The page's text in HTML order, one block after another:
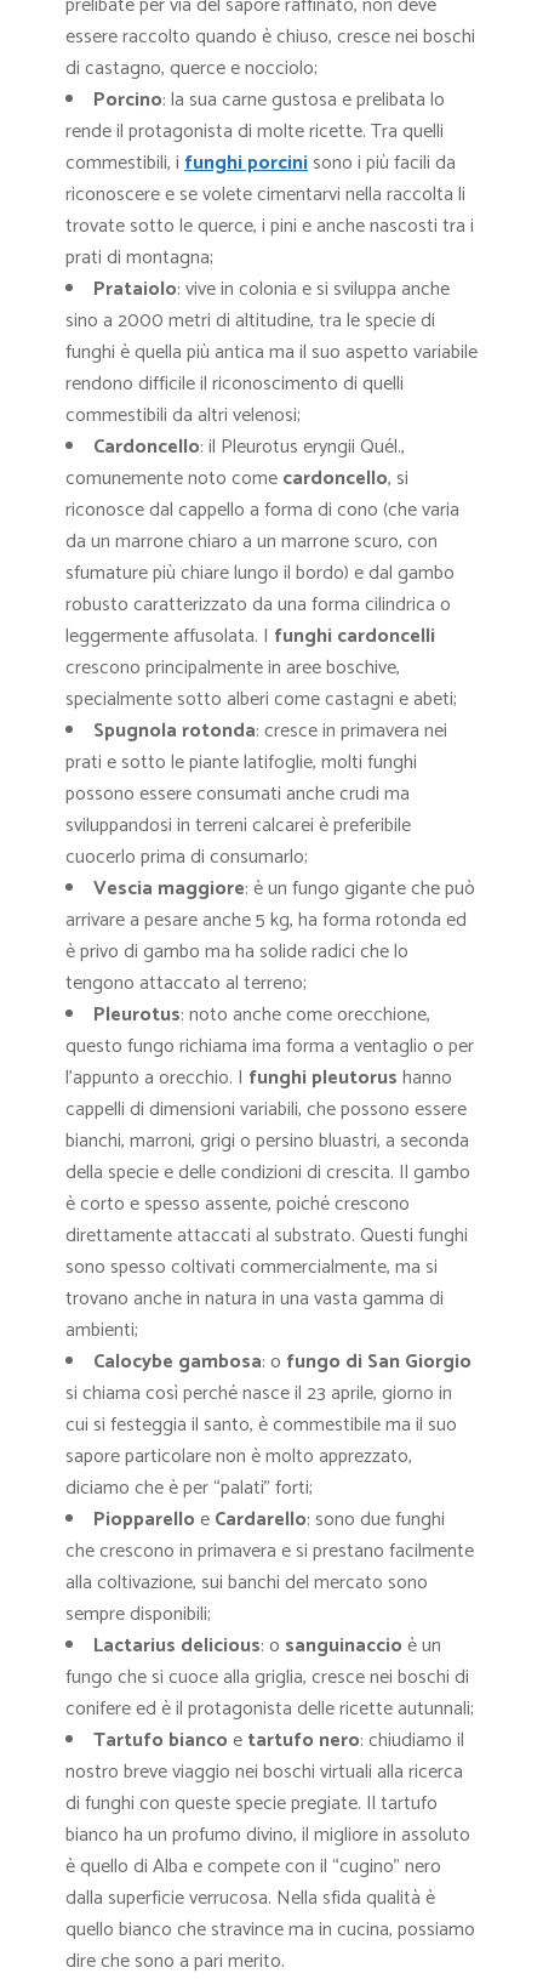
essere raccolto quando è chiuso, cresce nei boschi
di castagno, querce e nocciolo;
Porcino: la sua carne gustosa e prelibata lo
rende il protagonista di molte ricette. Tra quelli
commestibili, ifunghi porcinisono i più facili da
riconoscere e se volete cimentarvi nella raccolta li
trovate sotto le querce, i pini e anche nascosti tra i
prati di montagna;
Prataiolo: vive in colonia e si sviluppa anche
sino a 2000 metri di altitudine, tra le specie di
funghi è quella più antica ma il suo aspetto variabile
rendono difficile il riconoscimento di quelli
commestibili da altri velenosi;
Cardoncello: il Pleurotus eryngii Quél.,
comunemente noto comecardoncello, si
riconosce dal cappello a forma di cono (che varia
da un marrone chiaro a un marrone scuro, con
sfumature più chiare lungo il bordo) e dal gambo
robusto caratterizzato da una forma cilindrica o
leggermente affusolata. I funghi cardoncelli
crescono principalmente in aree boschive,
specialmente sotto alberi come castagni e abeti;
Spugnola rotonda: cresce in primavera nei
prati e sotto le piante latifoglie, molti funghi
possono essere consumati anche crudi ma
sviluppandosi in terreni calcarei è preferibile
cuocerlo prima di consumarlo;
Vescia maggiore: è un fungo gigante che può
arrivare a pesare anche 5 kg, ha forma rotonda ed
è privo di gambo ma ha solide radici che lo
tengono attaccato al terreno;
Pleurotus: noto anche come orecchione,
questo fungo richiama ima forma a ventaglio o per
l’appunto a orecchio. I funghi pleutorushanno
cappelli di dimensioni variabili, che possono essere
bianchi, marroni, grigi o persino bluastri, a seconda
della specie e delle condizioni di crescita. Il gambo
è corto e spesso assente, poiché crescono
direttamente attaccati al substrato. Questi funghi
sono spesso coltivati commercialmente, ma si
trovano anche in natura in una vasta gamma di
ambienti;
Calocybe gambosa: o fungo di San Giorgio
si chiama così perché nasce il 23 aprile, giorno in
cui si festeggia il santo, è commestibile ma il suo
sapore particolare non è molto apprezzato,
diciamo che è per “palati” forti;
PiopparelloeCardarello: sono due funghi
che crescono in primavera e si prestano facilmente
alla coltivazione, sui banchi del mercato sono
sempre disponibili;
Lactarius delicious: o sanguinaccioè un
fungo che si cuoce alla griglia, cresce nei boschi di
conifere ed è il protagonista delle ricette autunnali;
Tartufo biancoetartufo nero: chiudiamo il
nostro breve viaggio nei boschi virtuali alla ricerca
di funghi con queste specie pregiate. Il tartufo
bianco ha un profumo divino, il migliore in assoluto
è quello di Alba e compete con il “cugino” nero
dalla superficie verrucosa. Nella sfida qualità è
quello bianco che stravince ma in cucina, possiamo
dire che sono a pari merito.